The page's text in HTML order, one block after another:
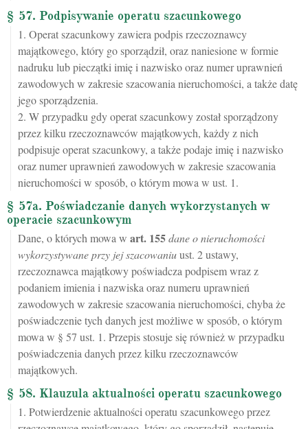
§ 57. Podpisywanie operatu szacunkowego
1. Operat szacunkowy zawiera podpis rzeczoznawcy
majątkowego, który go sporządził, oraz naniesione w formie
nadruku lub pieczątki imię i nazwisko oraz numer uprawnień
zawodowych w zakresie szacowania nieruchomości, a także datę
jego sporządzenia.
2. W przypadku gdy operat szacunkowy został sporządzony
przez kilku rzeczoznawców majątkowych, każdy z nich
podpisuje operat szacunkowy, a także podaje imię i nazwisko
oraz numer uprawnień zawodowych w zakresie szacowania
nieruchomości w sposób, o którym mowa w ust. 1.
§ 57a. Poświadczanie danych wykorzystanych w
operacie szacunkowym
Dane, o których mowa w art. 155dane o nieruchomości
wykorzystywane przy jej szacowaniuust. 2 ustawy,
rzeczoznawca majątkowy poświadcza podpisem wraz z
podaniem imienia i nazwiska oraz numeru uprawnień
zawodowych w zakresie szacowania nieruchomości, chyba że
poświadczenie tych danych jest możliwe w sposób, o którym
mowa w § 57 ust. 1. Przepis stosuje się również w przypadku
poświadczenia danych przez kilku rzeczoznawców
majątkowych.
§ 58. Klauzula aktualności operatu szacunkowego
1. Potwierdzenie aktualności operatu szacunkowego przez